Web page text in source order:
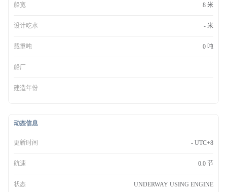
船宽 8 米
设计吃水 - 米
载重吨 0 吨
船厂
建造年份
动态信息
更新时间 - UTC+8
航速 0.0 节
状态 UNDERWAY USING ENGINE